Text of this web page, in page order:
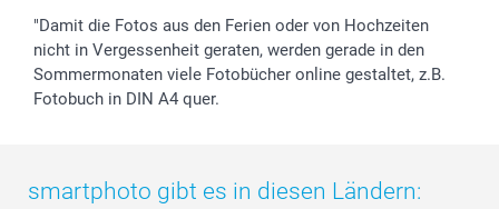
"Damit die Fotos aus den Ferien oder von Hochzeiten
nicht in Vergessenheit geraten, werden gerade in den
Sommermonaten viele Fotobücher online gestaltet, z.B.
Fotobuch in DIN A4 quer.
smartphoto gibt es in diesen Ländern: